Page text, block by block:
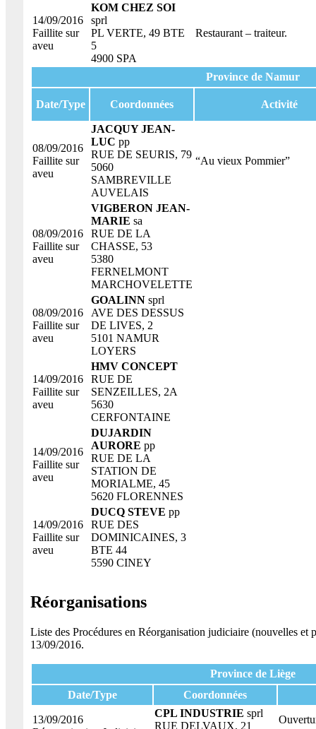
14/09/2016
Faillite sur
aveu
KOM CHEZ SOI
sprl
PL VERTE, 49 BTE
5
4900 SPA
Restaurant – traiteur.
Province de Namur
Date/Type Coordonnées Activité
08/09/2016
Faillite sur
aveu
JACQUY JEAN-
LUC pp
RUE DE SEURIS, 79
5060
SAMBREVILLE
AUVELAIS
“Au vieux Pommier”
08/09/2016
Faillite sur
aveu
VIGBERON JEAN-
MARIE sa
RUE DE LA
CHASSE, 53
5380
FERNELMONT
MARCHOVELETTE
08/09/2016
Faillite sur
aveu
GOALINN sprl
AVE DES DESSUS
DE LIVES, 2
5101 NAMUR
LOYERS
14/09/2016
Faillite sur
aveu
HMV CONCEPT
RUE DE
SENZEILLES, 2A
5630
CERFONTAINE
14/09/2016
Faillite sur
aveu
DUJARDIN
AURORE pp
RUE DE LA
STATION DE
MORIALME, 45
5620 FLORENNES
14/09/2016
Faillite sur
aveu
DUCQ STEVE pp
RUE DES
DOMINICAINES, 3
BTE 44
5590 CINEY
Réorganisations
Liste des Procédures en Réorganisation judiciaire (nouvelles et
13/09/2016.
Province de Liège
Date/Type
Coordonnées
13/09/2016
CPL INDUSTRIE sprl
RUE DELVAUX, 21